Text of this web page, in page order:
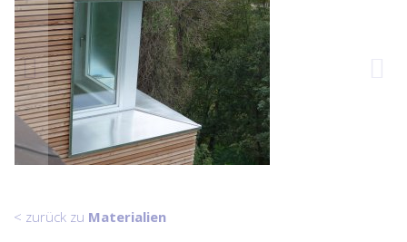
< zurück zu Materialien